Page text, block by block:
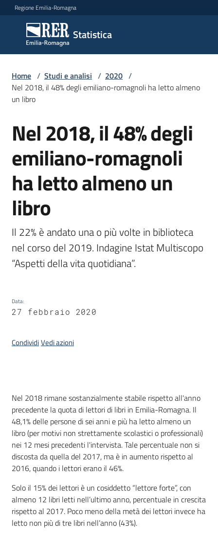
Vai al contenuto
Vai alla navigazione
Vai al footer
Regione Emilia-Romagna
Statistica
Statistica
Novità
Studi
e
analisi
Menu selezionato
Statistiche
per
temi
Metadati
Home / Studi e analisi / 2020 /
Nel 2018, il 48% degli emiliano-romagnoli ha letto almeno
un libro
Salta al contenuto
Nel 2018, il 48% degli
emiliano-romagnoli
ha letto almeno un
libro
Il 22% è andato una o più volte in biblioteca
nel corso del 2019. Indagine Istat Multiscopo
“Aspetti della vita quotidiana”.
Data:
27 febbraio 2020
CondividiVedi azioni
Introduzione
Nel 2018 rimane sostanzialmente stabile rispetto all'anno
precedente la quota di lettori di libri in Emilia-Romagna. Il
48,1% delle persone di sei anni e più ha letto almeno un
libro (per motivi non strettamente scolastici o professionali)
nei 12 mesi precedenti l'intervista. Tale percentuale non si
discosta da quella del 2017, ma è in aumento rispetto al
2016, quando i lettori erano il 46%.
Solo il 15% dei lettori è un cosiddetto “lettore forte”, con
almeno 12 libri letti nell’ultimo anno, percentuale in crescita
rispetto al 2017. Poco meno della metà dei lettori invece ha
letto non più di tre libri nell’anno (43%).